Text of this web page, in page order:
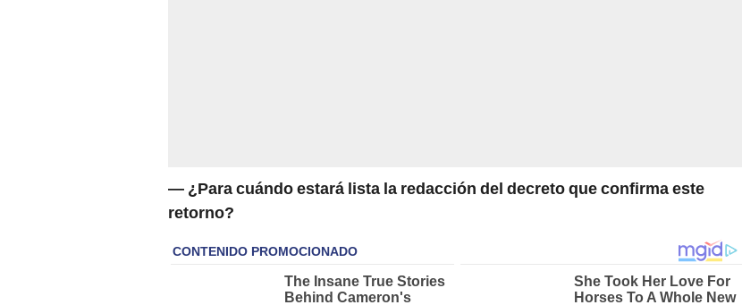
— ¿Para cuándo estará lista la redacción del decreto que confirma este
retorno?